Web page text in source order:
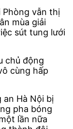
Phòng vẫn thị
mùa giải
sút tung lưới
chủ động
cùng hấp
an Hà Nội bị
pha bóng
lần nữa